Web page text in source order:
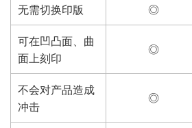
无需切换印版
◎
可在凹凸面、曲
面上刻印
◎
不会对产品造成
冲击
◎